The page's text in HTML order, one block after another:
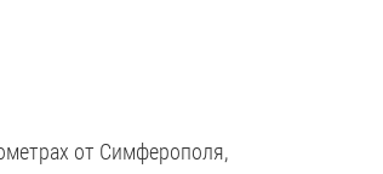
от Симферополя,